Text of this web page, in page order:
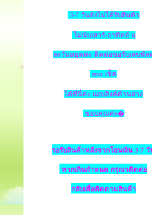
3-7 วันยังไม่ได้รับสินค้า
ไม่นับเสาร์-อาทิตย์ แ
ละวันหยุดค่ะ ติดต่อขอรับเลขพัส
ems เช็ค
ได้ที่นี่ค่ะ แถบลิงค์ด้านล่าง
ขอบคุณค่ะ�
รอรับสินค้าหลังจากโอนเงิน 3-7 วั
หากเกินกำหนด กรุณาติดต่อ
กลับเพื่อติดตามสินค้า